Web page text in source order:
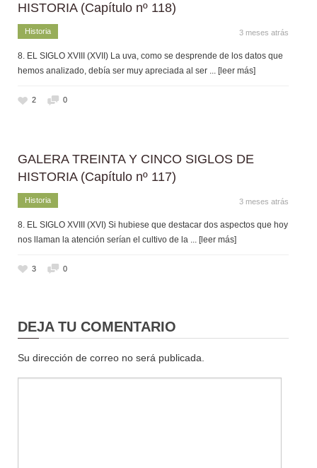
HISTORIA (Capítulo nº 118)
Historia 3 meses atrás
8. EL SIGLO XVIII (XVII) La uva, como se desprende de los datos que
hemos analizado, debía ser muy apreciada al ser ... [leer más]
2 0
GALERA TREINTA Y CINCO SIGLOS DE
HISTORIA (Capítulo nº 117)
Historia 3 meses atrás
8. EL SIGLO XVIII (XVI) Si hubiese que destacar dos aspectos que hoy
nos llaman la atención serían el cultivo de la
... [leer más]
3 0
DEJA TU COMENTARIO
Su dirección de correo no será publicada.